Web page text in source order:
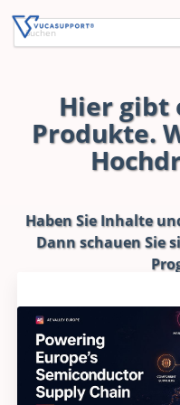
Hier gibt
Produkte.
Haben Sie Inhalte
Dann schauen Sie